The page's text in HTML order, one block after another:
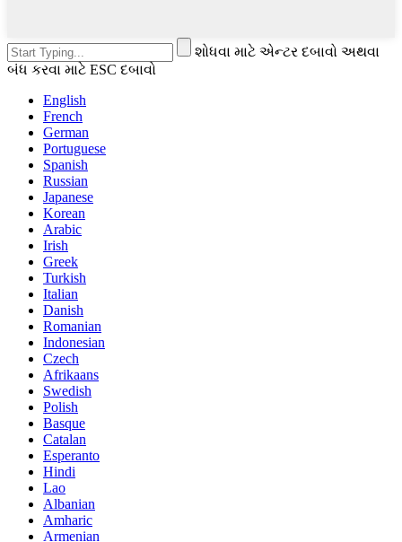
શોધવા માટે એન્ટર દબાવો અથવા
બંધ કરવા માટે ESC દબાવો
English
French
German
Portuguese
Spanish
Russian
Japanese
Korean
Arabic
Irish
Greek
Turkish
Italian
Danish
Romanian
Indonesian
Czech
Afrikaans
Swedish
Polish
Basque
Catalan
Esperanto
Hindi
Lao
Albanian
Amharic
Armenian